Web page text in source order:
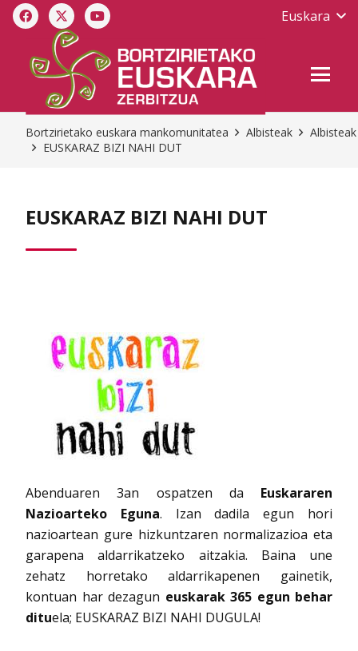
Euskara
Bortzirietako euskara mankomunitatea Albisteak
Albisteak
EUSKARAZ BIZI NAHI DUT
EUSKARAZ BIZI NAHI DUT
Abenduaren 3an ospatzen da Euskararen
Nazioarteko Eguna. Izan dadila egun hori
nazioartean gure hizkuntzaren normalizazioa eta
garapena aldarrikatzeko aitzakia. Baina une
zehatz horretako aldarrikapenen gainetik,
kontuan har dezagun euskarak 365 egun behar
dituela; EUSKARAZ BIZI NAHI DUGULA!